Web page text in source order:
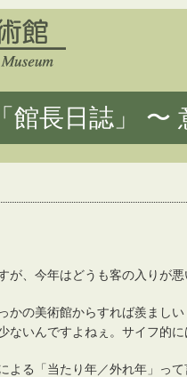
館長日誌」 〜
が、今年はどうも客の入りが悪
かの美術館からすれば羨まし
ないんですよねぇ。サイフ的に
よる「当たり年／外れ年」っ